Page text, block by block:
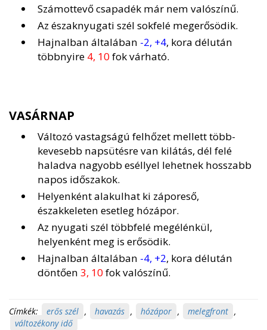
Számottevő csapadék már nem valószínű.
Az északnyugati szél sokfelé megerősödik.
Hajnalban általában -2, +4, kora délután
többnyire 4, 10fok várható.
VASÁRNAP
Változó vastagságú felhőzet mellett több-
kevesebb napsütésre van kilátás, dél felé
haladva nagyobb eséllyel lehetnek hosszabb
napos időszakok.
Helyenként alakulhat ki záporeső,
északkeleten esetleg hózápor.
Az nyugati szél többfelé megélénkül,
helyenként meg is erősödik.
Hajnalban általában -4, +2, kora délután
döntően 3, 10fok valószínű.
Címkék: erős szél , havazás , hózápor , melegfront ,
változékony idő